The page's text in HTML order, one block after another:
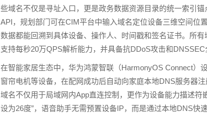
些域名不仅是寻址入口，更是政务数据资源目录的统一索引
API，规划部门可在CIM平台中输入域名定位设备三维空间位
数据都能回溯到具体设备、操作人、时间戳和签名证书。所
支持每秒20万QPS解析能力，并具备抗DDoS攻击和DNSSEC
在智能家居生态中，华为鸿蒙智联（HarmonyOS Connect）
窗帘电机等设备，在配网成功后自动向家庭本地DNS服务器
域名不仅用于局域网内App直连控制，更作为设备能力描述
设为26度”，语音助手无需预置设备IP，而是通过本地DNS快